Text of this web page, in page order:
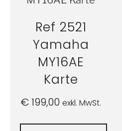
Ref 2521
Yamaha
MY16AE
Karte
€199,00 exkl. MwSt.